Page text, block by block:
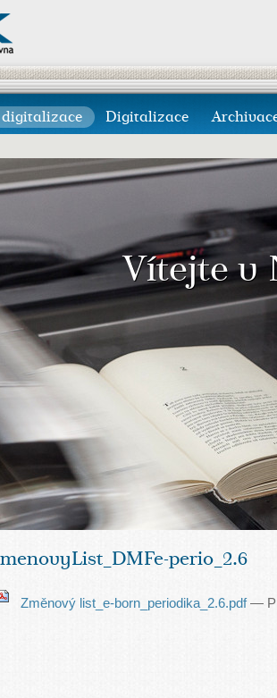
Digitalizace
Vítejte v
perio_2.6
Změnový list_e-born_periodika_2.6.pdf—